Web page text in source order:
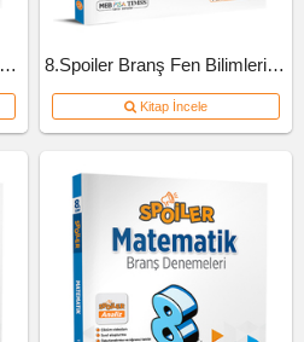
7.Spoiler Branş Türkçe Deneme 8.Spoiler Branş Fen Bilimleri Deneme
Kitap İncele